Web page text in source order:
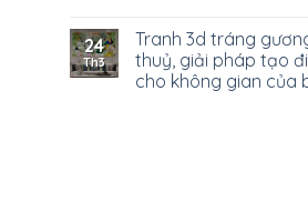
24
Th3
Tranh 3d tráng
thuỷ, giải pháp tạo
cho không gian của